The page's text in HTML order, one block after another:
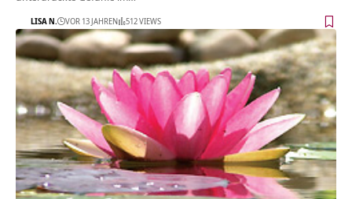
LISA N. VOR 13 JAHREN 512 VIEWS